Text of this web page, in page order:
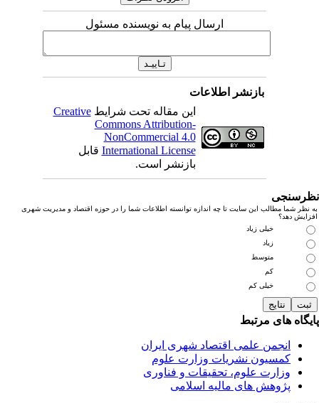
ارسال پیام به نویسنده مسئول
بازنشر اطلاعات
این مقاله تحت شرایطCreative
Commons Attribution-
NonCommercial 4.0
International Licenseقابل
بازنشر است.
نظر شما مطالب این سایت تا چه اندازه توانسته اطلاعات شما را در حوزه اقتصاد و مدیریت شهری
دهد؟
خیلی زیاد
زیاد
متوسط
خیلی کم
های مرتبط
انجمن علمی اقتصاد شهری ایران
کمسیون نشریات وزارت علوم
وزارت علوم، تحقیقات و فناوری
پژوهش های مالیه اسلامی